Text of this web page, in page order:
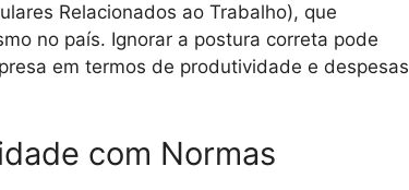
Relacionados ao Trabalho), que
no país. Ignorar a postura correta pode
em termos de produtividade e despesas
com Normas